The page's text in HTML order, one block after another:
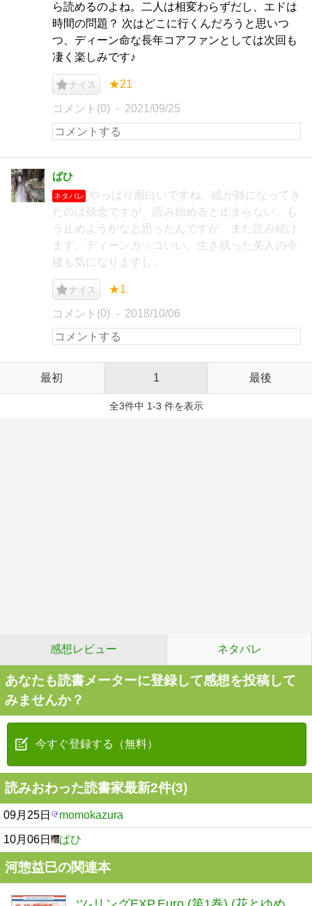
ら読めるのよね。二人は相変わらずだし、エドは
時間の問題？ 次はどこに行くんだろうと思いつ
つ、ディーン命な長年コアファンとしては次回も
凄く楽しみです♪
ナイス ★21
コメント(0) 2021/09/25
ぱひ
ネタバレ
やっぱり面白いですね。絵が雑になってき
たのは残念ですが、読み始めると止まらない。も
う止めようかなと思ったんですが、まだ読み続け
ます。ディーンカッコいい。生き残った美人の今
後も気になりますし。
ナイス ★1
コメント(0) 2018/10/06
最初 1 最後
全3件中 1-3 件を表示
感想レビュー ネタバレ
あなたも読書メーターに登録して感想を投稿して
みませんか？
今すぐ登録する（無料）
読みおわった読書家最新2件(3)
09月25日 momokazura
10月06日 ぱひ
河惣益巳の関連本